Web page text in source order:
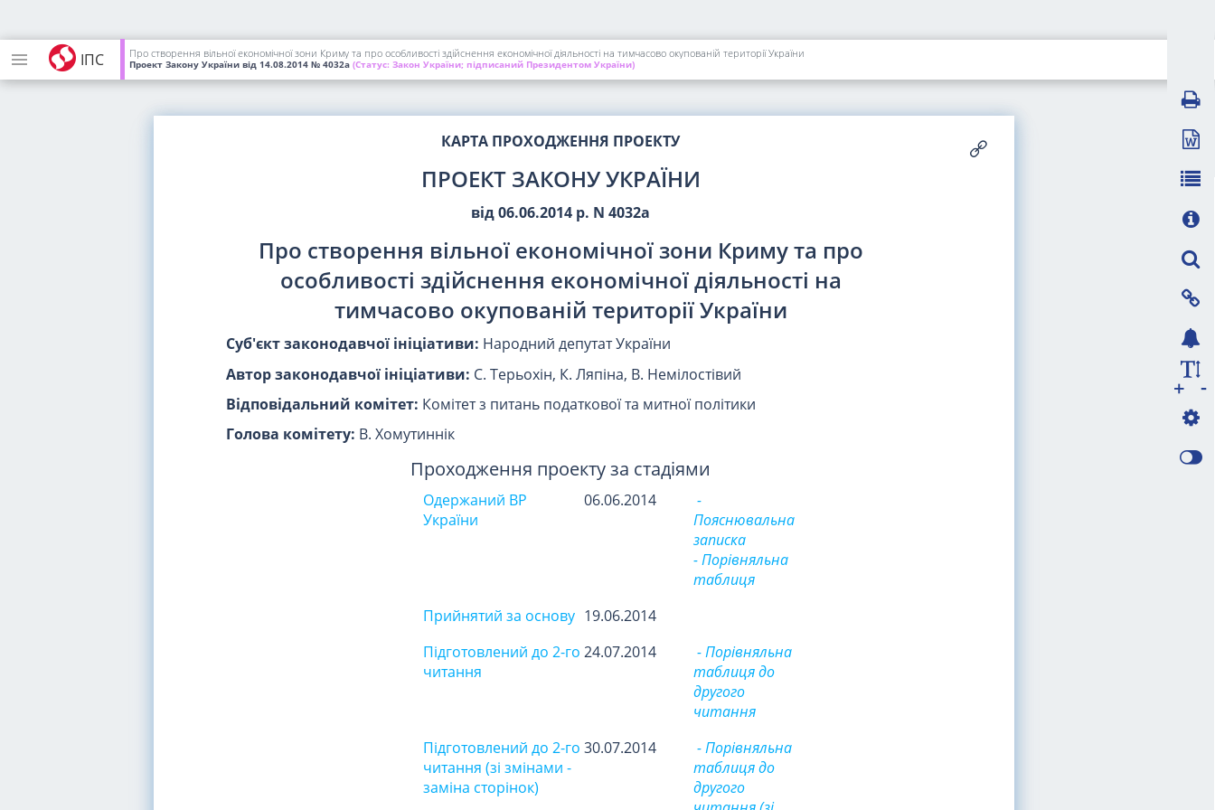
ІПС Про створення вільної економічної зони Криму та про особливості здійснення економічної діяльності на тимчасово окупованій території України
Проект Закону України від 14.08.2014 № 4032а (Статус: Закон України; підписаний Президентом України)
КАРТА ПРОХОДЖЕННЯ ПРОЕКТУ
ПРОЕКТ ЗАКОНУ УКРАЇНИ
від 06.06.2014 р. N 4032а
Про створення вільної економічної зони Криму та про
особливості здійснення економічної діяльності на
тимчасово окупованій території України
Суб'єкт законодавчої ініціативи: Народний депутат України
Автор законодавчої ініціативи: С. Терьохін, К. Ляпіна, В. Немілостівий
Відповідальний комітет: Комітет з питань податкової та митної політики
Голова комітету: В. Хомутиннік
Проходження проекту за стадіями
Одержаний ВР
України
06.06.2014
-
Пояснювальна
записка
- Порівняльна
таблиця
Прийнятий за основу 19.06.2014
Підготовлений до 2-го
читання
24.07.2014
- Порівняльна
таблиця до
другого
читання
Підготовлений до 2-го
читання (зі змінами -
заміна сторінок)
30.07.2014
- Порівняльна
таблиця до
другого
-
+